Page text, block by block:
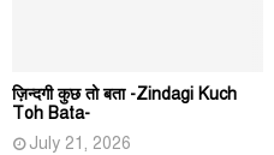
ज़िन्दगी कुछ तो बता -Zindagi Kuch
Toh Bata-
July 21, 2026